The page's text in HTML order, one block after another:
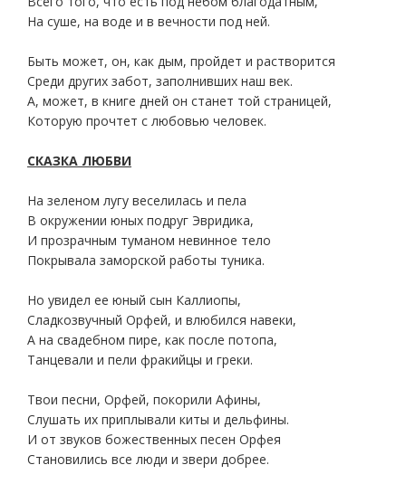
На суше, на воде и в вечности под ней.
Быть может, он, как дым, пройдет и растворится
Среди других забот, заполнивших наш век.
А, может, в книге дней он станет той страницей,
Которую прочтет с любовью человек.
СКАЗКА ЛЮБВИ
На зеленом лугу веселилась и пела
В окружении юных подруг Эвридика,
И прозрачным туманом невинное тело
Покрывала заморской работы туника.
Но увидел ее юный сын Каллиопы,
Сладкозвучный Орфей, и влюбился навеки,
А на свадебном пире, как после потопа,
Танцевали и пели фракийцы и греки.
Твои песни, Орфей, покорили Афины,
Слушать их приплывали киты и дельфины.
И от звуков божественных песен Орфея
Становились все люди и звери добрее.